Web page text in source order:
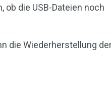
die USB-Dateien noch
die Wiederherstellung